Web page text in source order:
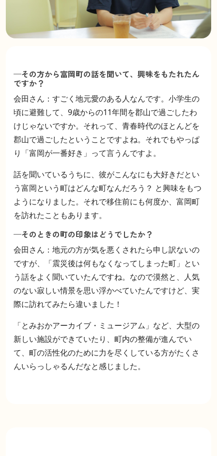
—その方から富岡町の話を聞いて、興味をもたれたん
ですか？
会田さん：すごく地元愛のある人なんです。小学生の
頃に避難して、9歳からの11年間を郡山で過ごしたわ
けじゃないですか。それって、青春時代のほとんどを
郡山で過ごしたということですよね。それでもやっぱ
り「富岡が一番好き」って言うんですよ。
話を聞いているうちに、彼がこんなにも大好きだとい
う富岡という町はどんな町なんだろう？ と興味をもつ
ようになりました。それで移住前にも何度か、富岡町
を訪れたこともあります。
—そのときの町の印象はどうでしたか？
会田さん：地元の方が気を悪くされたら申し訳ないの
ですが、「震災後は何もなくなってしまった町」とい
う話をよく聞いていたんですね。なので漠然と、人気
のない寂しい情景を思い浮かべていたんですけど、実
際に訪れてみたら違いました！
「とみおかアーカイブ・ミュージアム」など、大型の
新しい施設ができていたり、町内の整備が進んでい
て、町の活性化のために力を尽くしている方がたくさ
んいらっしゃるんだなと感じました。